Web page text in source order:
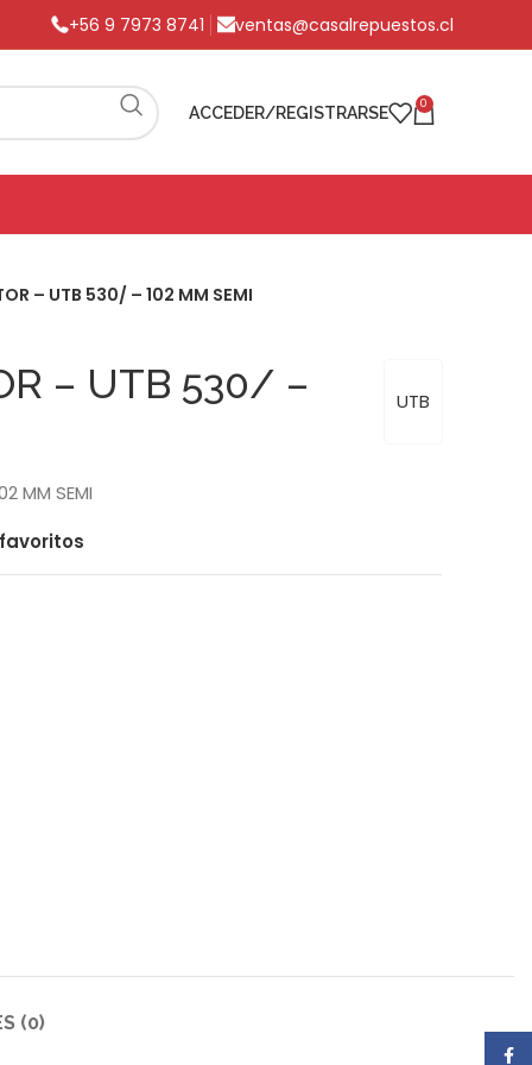
+56 9 7973 8741 ventas@casalrepuestos.cl
ACCEDER/REGISTRARSE 0
– UTB 530/ – 102 MM SEMI
UTB
– UTB 530/ –
MM SEMI
(0)